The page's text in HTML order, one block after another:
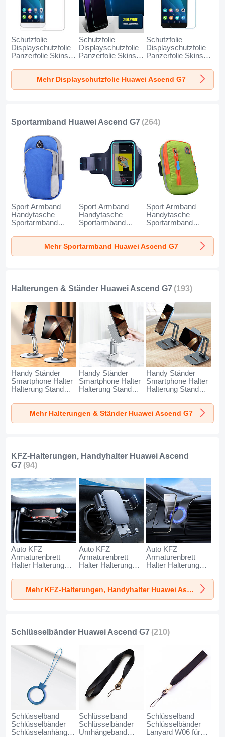
Schutzfolie
Displayschutzfolie
Panzerfolie Skins
Huawei Ascend G7
Schutzfolie
Displayschutzfolie
Panzerfolie Skins
Gehärtetes Glas
Glasfolie T01 für
Huawei Ascend G7
Schutzfolie
Displayschutzfolie
Panzerfolie Skins
Gehärtetes Glas
Glasfolie für
Huawei Ascend G7
Mehr Displayschutzfolie Huawei Ascend G7
Sportarmband Huawei Ascend G7 (264)
Sport Armband
Handytasche
Sportarmband
Universal A11 für
Huawei Ascend G7
Blau
Sport Armband
Handytasche
Sportarmband
Universal G03 für
Huawei Ascend G7
Schwarz
Sport Armband
Handytasche
Sportarmband
Universal A10 für
Huawei Ascend G7
Grün
Mehr Sportarmband Huawei Ascend G7
Halterungen & Ständer Huawei Ascend G7 (193)
Handy Ständer
Smartphone Halter
Halterung Stand
Huawei Ascend G7
Handy Ständer
Smartphone Halter
Halterung Stand
Huawei Ascend G7
Weiß
Handy Ständer
Smartphone Halter
Halterung Stand
Huawei Ascend G7
Schwarz
Mehr Halterungen & Ständer Huawei Ascend G7
KFZ-Halterungen, Handyhalter Huawei Ascend
G7 (94)
Auto KFZ
Armaturenbrett
Halter Halterung
AutoHalter
Halterungung
Handy BS6 für
Auto KFZ
Armaturenbrett
Halter Halterung
AutoHalter
Halterungung
Handy BS3 für
Auto KFZ
Armaturenbrett
Halter Halterung
AutoHalter
Halterungung
Magnet Handy BS1
Mehr KFZ-Halterungen, Handyhalter Huawei Ascend G7
Schlüsselbänder Huawei Ascend G7 (210)
Schlüsselband
Schlüsselbänder
Schlüsselanhänger
Schlüsselband
Schlüsselbänder
Umhängeband
Schlüsselband
Schlüsselbänder
Lanyard W06 für